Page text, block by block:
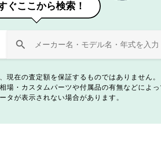
ぐここから検索！
現在の査定額を保証するものではありません。
場・カスタムパーツや付属品の有無などによっ
タが表示されない場合があります。